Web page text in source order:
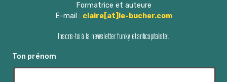
Formatrice et auteure
E-mail : claire[at]le-bucher.com
Inscris-toi à la newsletter funky et anticapitaliste!
Ton prénom